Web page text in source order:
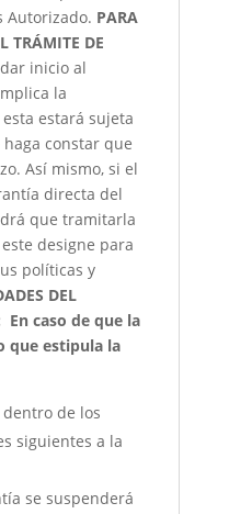
Autorizado. PARA
TRÁMITE DE
inicio al
la
estará sujeta
constar que
Así mismo, si el
directa del
que tramitarla
designe para
políticas y
DEL
En caso de que la
que estipula la
de los
siguientes a la
se suspenderá